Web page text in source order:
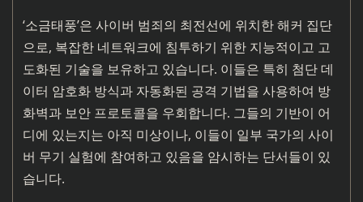
‘소금태풍’은 사이버 범죄의 최전선에 위치한 해커 집단
으로, 복잡한 네트워크에 침투하기 위한 지능적이고 고
도화된 기술을 보유하고 있습니다. 이들은 특히 첨단 데
이터 암호화 방식과 자동화된 공격 기법을 사용하여 방
화벽과 보안 프로토콜을 우회합니다. 그들의 기반이 어
디에 있는지는 아직 미상이나, 이들이 일부 국가의 사이
버 무기 실험에 참여하고 있음을 암시하는 단서들이 있
습니다.